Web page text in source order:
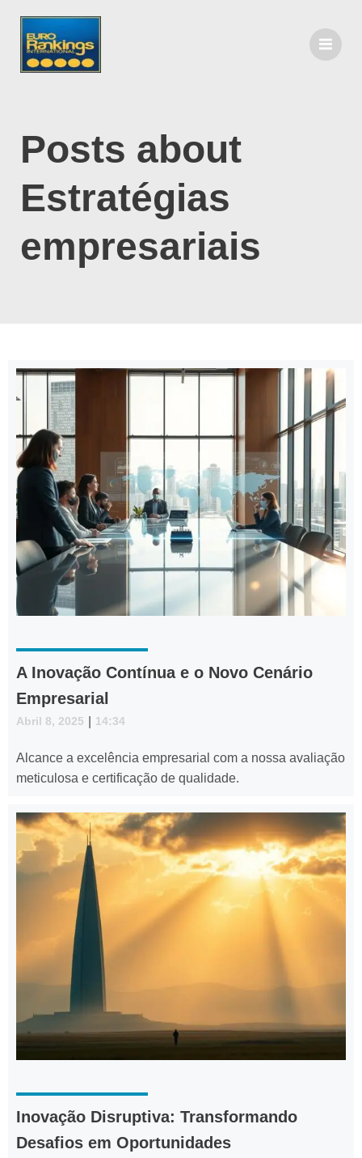
Posts about
Estratégias
empresariais
A Inovação Contínua e o Novo Cenário
Empresarial
Abril 8, 2025 14:34
Alcance a excelência empresarial com a nossa avaliação
meticulosa e certificação de qualidade.
Inovação Disruptiva: Transformando
Desafios em Oportunidades